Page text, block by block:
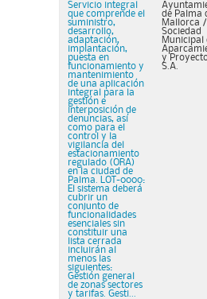
Servicio integral
que comprende el
suministro,
desarrollo,
adaptación,
implantación,
puesta en
funcionamiento y
mantenimiento
de una aplicación
integral para la
gestión e
interposición de
denuncias, así
como para el
control y la
vigilancia del
estacionamiento
regulado (ORA)
en la ciudad de
Palma. LOT-0000:
El sistema deberá
cubrir un
conjunto de
funcionalidades
esenciales sin
constituir una
lista cerrada
incluirán al
menos las
siguientes:
Gestión general
de zonas sectores
y tarifas. Gesti...
de Palma
Mallorca /
Sociedad
Municipal
y
S.A.